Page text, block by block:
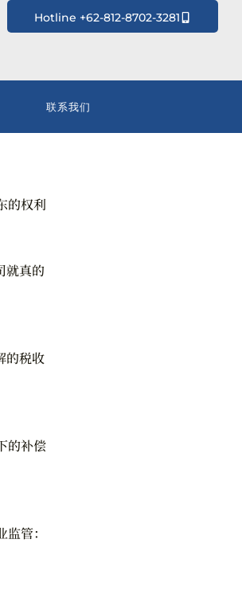
Hotline +62-812-8702-3281
联系我们
的权利
就真的
的税收
的补偿
管：